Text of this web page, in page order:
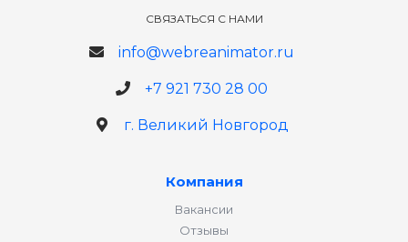
СВЯЗАТЬСЯ С НАМИ
info@webreanimator.ru
+7 921 730 28 00
г. Великий Новгород
Компания
Вакансии
Отзывы